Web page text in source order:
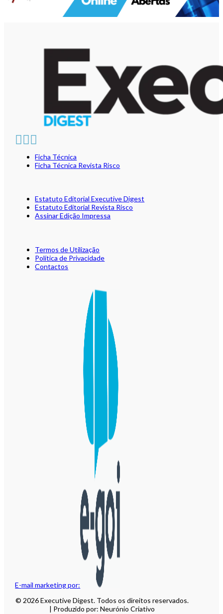
E-mail marketing por:
Ficha Técnica
Ficha Técnica Revista Risco
Estatuto Editorial Executive Digest
Estatuto Editorial Revista Risco
Assinar Edição Impressa
Termos de Utilização
Política de Privacidade
Contactos
© 2026 Executive Digest. Todos os direitos reservados.
| Produzido por: Neurónio Criativo